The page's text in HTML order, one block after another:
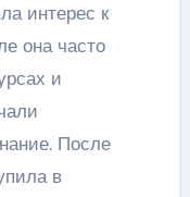
интерес к
она часто
и
После
в